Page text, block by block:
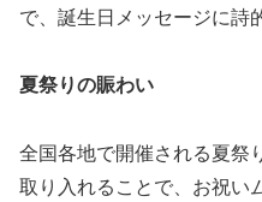
で、誕生日メッセージに詩
夏祭りの賑わい
全国各地で開催される夏祭
取り入れることで、お祝い